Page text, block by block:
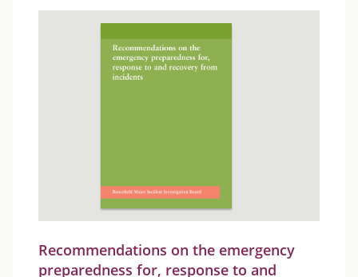
Recommendations on the emergency
preparedness for, response to and